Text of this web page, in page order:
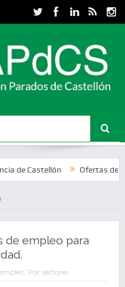
Ofertas de empleo
de empleo para
, Por sectores